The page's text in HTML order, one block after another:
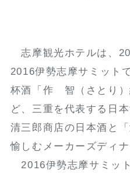
志摩観光ホテルは、
2016伊勢志摩サミット
杯酒「作 智（さとり
ど、三重を代表する日
清三郎商店の日本酒と
愉しむメーカーズディナ
2016伊勢志摩サミッ